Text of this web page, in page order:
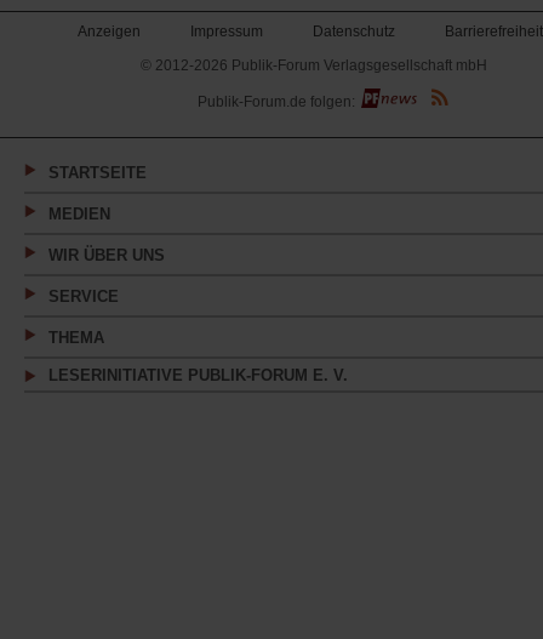
einem
neuen
Tab)
Anzeigen Impressum Datenschutz
Barrierefreiheit
© 2012-2026 Publik-Forum Verlagsgesellschaft mbH
(Öffnet
in
neuen
Publik-Forum.de folgen:
STARTSEITE
MEDIEN
WIR ÜBER UNS
SERVICE
THEMA
LESERINITIATIVE PUBLIK-FORUM E. V.